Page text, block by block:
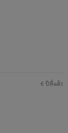
6 ปีที่แล้ว